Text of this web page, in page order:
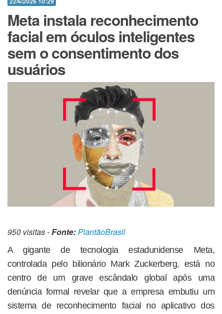
Meta instala reconhecimento
facial em óculos inteligentes
sem o consentimento dos
usuários
950 visitas -Fonte:PlantãoBrasil
A gigante de tecnologia estadunidense Meta,
controlada pelo bilionário Mark Zuckerberg, está no
centro de um grave escândalo global após uma
denúncia formal revelar que a empresa embutiu um
sistema de reconhecimento facial no aplicativo dos